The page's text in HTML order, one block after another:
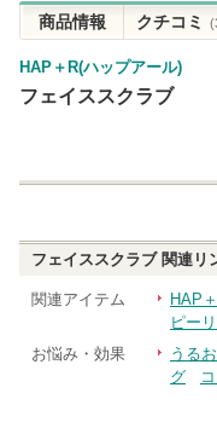
商品情報 クチコミ
HAP＋R(ハップアール)
フェイススクラブ
フェイススクラブ関連リ
関連アイテム HAP
ピー
お悩み・効果
うる
グ